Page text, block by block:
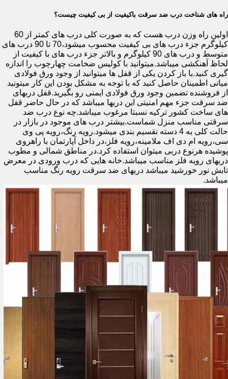
راه های شناخت درب ضد سرقت باکیفیت از بی کیفیت چیست؟
اولین راه وزن درب هست که به صورت کلی درب های کمتر از 60
کیلوگرم جزء درب های بی کیفیت محسوب میشود،70 تا 90 درب های
متوسط و درب های 90 کیلوگرم و بالاتر جزء درب های با کیفیت از
لحاظ آهنکشی میباشد.میتوانید با کولیس ضخامت چهارچوب را اندازه
گیری کنید.با باز کردن یکی از قفل ها میتوانید از وجود ورق فولادی
میانی اطمینان حاصل کنید که با توجه به مشکل بودن این کار میتونید
از فروشنده تضمین وجود ورق فولادی ایمنی رو بگیرید.قفل دربهای
ضد سرقت جزء مهم امنیتی این دربها میباشد که در حال حاضر قفل
های ساخت کشور ترکیه نسبتا مرغوب میباشد.چه نوع درب ضد
سرقتی مناسب منزل شماست.بیشتر درب های موجود در بازار در
حالت کلی به 4 دسته تقسیم بندی میشود.رویه رنگ،رویه پی وی
سی،رویه ام دی اف ملامینه،رویه فلز،در داخل آپارتمان با راهروی
پوشیده هرنوع دربی میتوان استفاده کرد.در مناطق شمالی و مطوب
دربهای رویه فلز مناسب میباشد.خانه هایی که درب ورودی در معرض
تابش نور خورشید میباشد دربهای ضد سرقت رویه رنگ مناسب
میباشد.